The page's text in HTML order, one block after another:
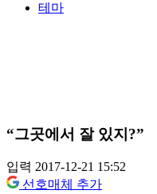
테마
“그곳에서 잘 있지?”
입력 2017-12-21 15:52
선호매체 추가